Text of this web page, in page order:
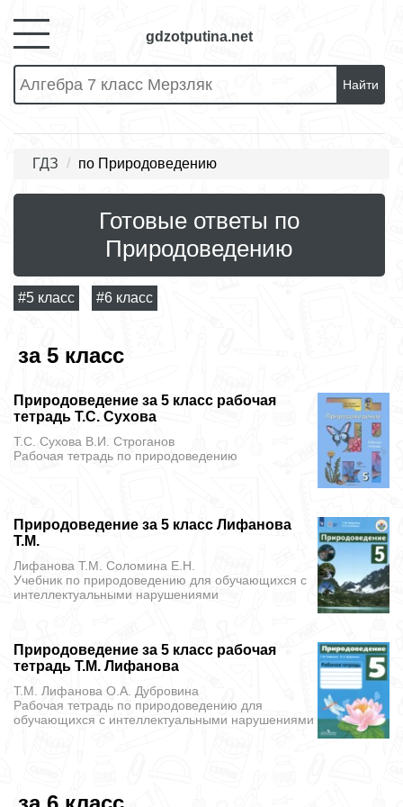
gdzotputina.net
Найти
ГДЗ по Природоведению
Готовые ответы по
Природоведению
#5 класс #6 класс
за 5 класс
Природоведение за 5 класс рабочая
тетрадь Т.С. Сухова
Т.С. Сухова В.И. Строганов
Рабочая тетрадь по природоведению
Природоведение за 5 класс Лифанова
Т.М.
Лифанова Т.М. Соломина Е.Н.
Учебник по природоведению для обучающихся с
интеллектуальными нарушениями
Природоведение за 5 класс рабочая
тетрадь Т.М. Лифанова
Т.М. Лифанова О.А. Дубровина
Рабочая тетрадь по природоведению для
обучающихся с интеллектуальными нарушениями